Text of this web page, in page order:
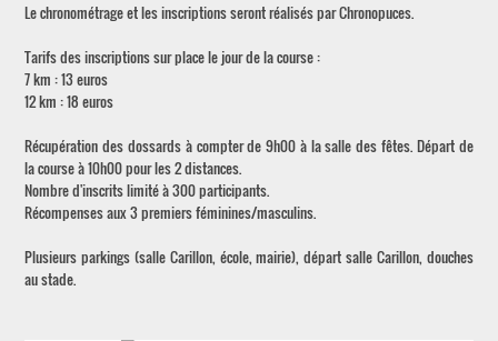
Le chronométrage et les inscriptions seront réalisés par Chronopuces.
Tarifs des inscriptions sur place le jour de la course :
7 km : 13 euros
12 km : 18 euros
Récupération des dossards à compter de 9h00 à la salle des fêtes. Départ de
la course à 10h00 pour les 2 distances.
Nombre d'inscrits limité à 300 participants.
Récompenses aux 3 premiers féminines/masculins.
Plusieurs parkings (salle Carillon, école, mairie), départ salle Carillon, douches
au stade.